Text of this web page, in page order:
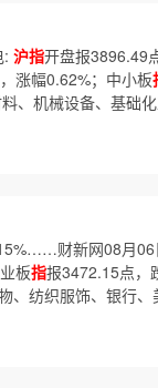
沪指开盘报3896.49
涨幅0.62%；中小板
、机械设备、基础
财新网08月06
板指报3472.15点，
、纺织服饰、银行、